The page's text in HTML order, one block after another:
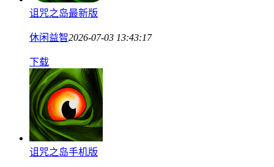
诅咒之岛最新版
休闲益智2026-07-03 13:43:17
下载
诅咒之岛手机版